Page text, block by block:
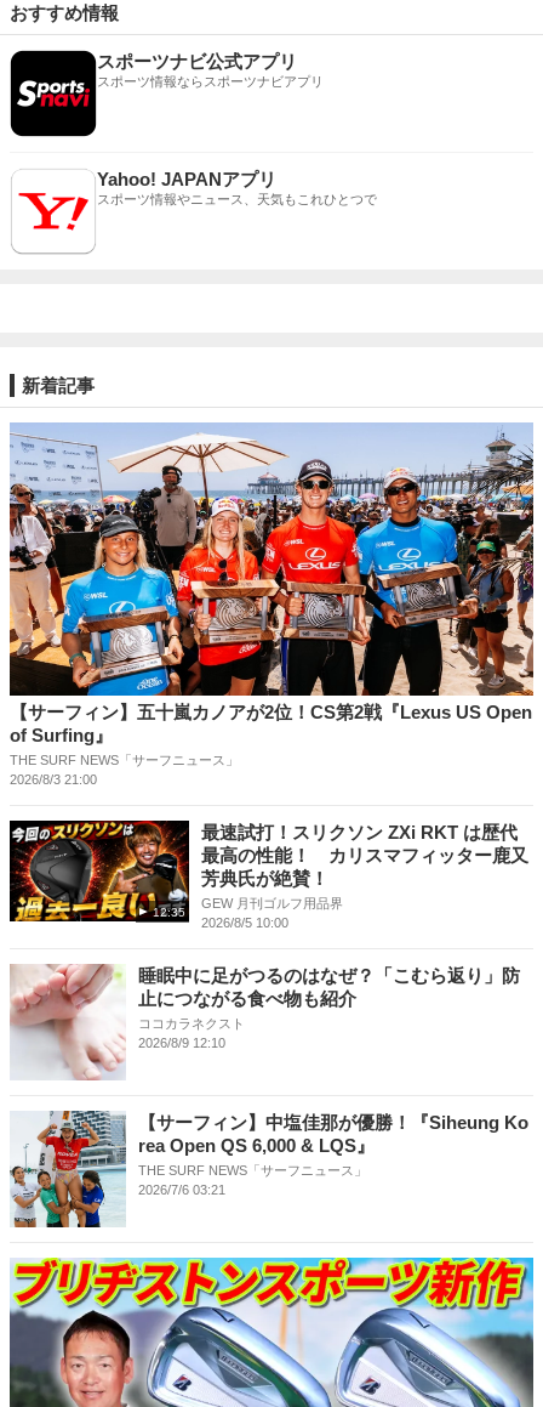
おすすめ情報
スポーツナビ公式アプリ
スポーツ情報ならスポーツナビアプリ
Yahoo! JAPANアプリ
スポーツ情報やニュース、天気もこれひとつで
新着記事
【サーフィン】五十嵐カノアが2位！CS第2戦『Lexus US Open
of Surfing』
THE SURF NEWS「サーフニュース」
2026/8/3 21:00
12:35
最速試打！スリクソン ZXi RKT は歴代
最高の性能！ カリスマフィッター鹿又
芳典氏が絶賛！
GEW 月刊ゴルフ用品界
2026/8/5 10:00
睡眠中に足がつるのはなぜ？「こむら返り」防
止につながる食べ物も紹介
ココカラネクスト
2026/8/9 12:10
【サーフィン】中塩佳那が優勝！『Siheung Ko
rea Open QS 6,000 & LQS』
THE SURF NEWS「サーフニュース」
2026/7/6 03:21